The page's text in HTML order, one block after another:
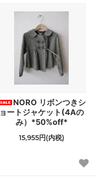
NORO リボンつきシ
ョートジャケット(4Aの
み）*50%off*
15,955円(内税)